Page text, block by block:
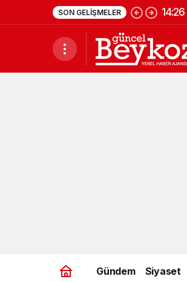
SON GELIŞMELER 14:26
Gündem Siyaset